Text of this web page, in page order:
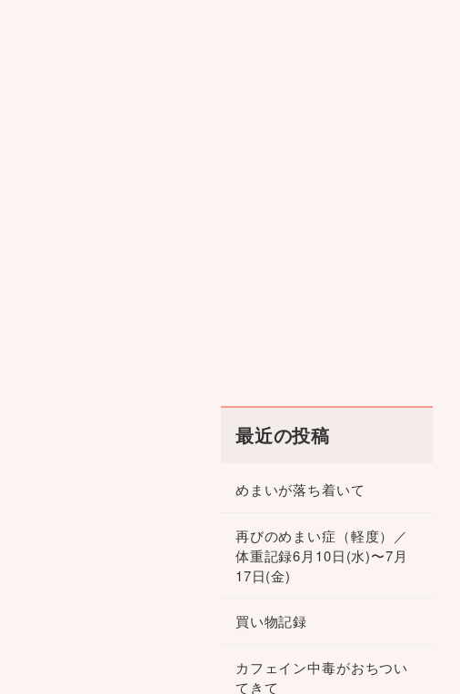
最近の投稿
めまいが落ち着いて
再びのめまい症（軽度）／
体重記録6月10日(水)〜7月
17日(金)
買い物記録
カフェイン中毒がおちつい
てきて